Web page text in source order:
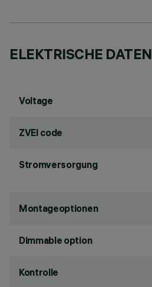
ELEKTRISCHE DATEN
Voltage
ZVEI code
Stromversorgung
Montageoptionen
Dimmable option
Kontrolle